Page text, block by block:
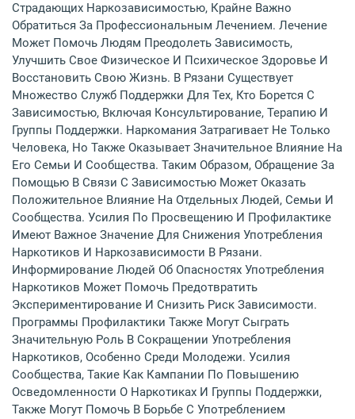
Страдающих Наркозависимостью, Крайне Важно
Обратиться За Профессиональным Лечением. Лечение
Может Помочь Людям Преодолеть Зависимость,
Улучшить Свое Физическое И Психическое Здоровье И
Восстановить Свою Жизнь. В Рязани Существует
Множество Служб Поддержки Для Тех, Кто Борется С
Зависимостью, Включая Консультирование, Терапию И
Группы Поддержки. Наркомания Затрагивает Не Только
Человека, Но Также Оказывает Значительное Влияние На
Его Семьи И Сообщества. Таким Образом, Обращение За
Помощью В Связи С Зависимостью Может Оказать
Положительное Влияние На Отдельных Людей, Семьи И
Сообщества. Усилия По Просвещению И Профилактике
Имеют Важное Значение Для Снижения Употребления
Наркотиков И Наркозависимости В Рязани.
Информирование Людей Об Опасностях Употребления
Наркотиков Может Помочь Предотвратить
Экспериментирование И Снизить Риск Зависимости.
Программы Профилактики Также Могут Сыграть
Значительную Роль В Сокращении Употребления
Наркотиков, Особенно Среди Молодежи. Усилия
Сообщества, Такие Как Кампании По Повышению
Осведомленности О Наркотиках И Группы Поддержки,
Также Могут Помочь В Борьбе С Употреблением